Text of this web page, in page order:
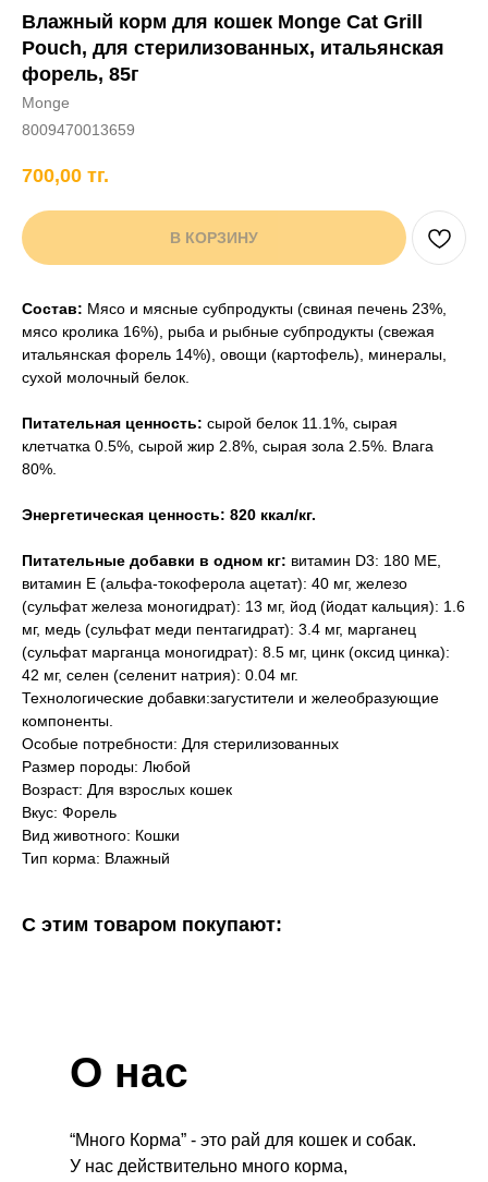
+7 706 407 30 81
Написать в WhatsApp
Влажный корм для кошек Monge Cat Grill
Pouch, для стерилизованных, итальянская
форель, 85г
Monge
8009470013659
700,00 тг.
В КОРЗИНУ
Состав: Мясо и мясные субпродукты (свиная печень 23%,
мясо кролика 16%), рыба и рыбные субпродукты (свежая
итальянская форель 14%), овощи (картофель), минералы,
сухой молочный белок.
Питательная ценность: сырой белок 11.1%, сырая
клетчатка 0.5%, сырой жир 2.8%, сырая зола 2.5%. Влага
80%.
Энергетическая ценность: 820 ккал/кг.
Питательные добавки в одном кг: витамин D3: 180 МЕ,
витамин E (альфа-токоферола ацетат): 40 мг, железо
(сульфат железа моногидрат): 13 мг, йод (йодат кальция): 1.6
мг, медь (сульфат меди пентагидрат): 3.4 мг, марганец
(сульфат марганца моногидрат): 8.5 мг, цинк (оксид цинка):
42 мг, селен (селенит натрия): 0.04 мг.
Технологические добавки:загустители и желеобразующие
компоненты.
Особые потребности: Для стерилизованных
Размер породы: Любой
Возраст: Для взрослых кошек
Вкус: Форель
Вид животного: Кошки
Тип корма: Влажный
С этим товаром покупают:
“Много Корма” - это рай для кошек и собак.
У нас действительно много корма,
О нас